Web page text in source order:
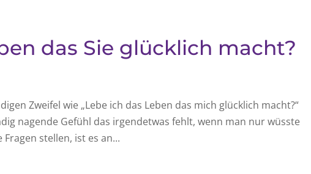
das Sie glücklich macht?
Zweifel wie „Lebe ich das Leben das mich glücklich macht?“
nagende Gefühl das irgendetwas fehlt, wenn man nur wüsste
stellen, ist es an...